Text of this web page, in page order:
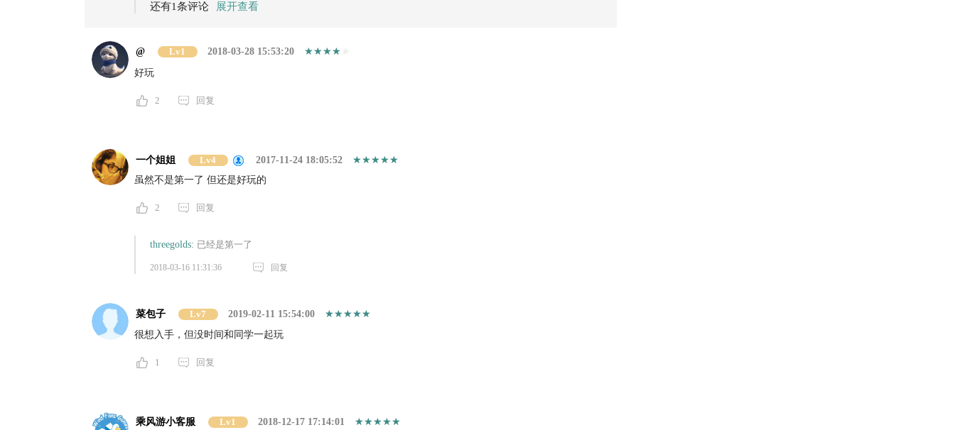
还有1条评论 展开查看
@ Lv1
2018-03-28 15:53:20
好玩
2 回复
一个姐姐 Lv4
2017-11-24 18:05:52
虽然不是第一了 但还是好玩的
2 回复
threegolds: 已经是第一了
2018-03-16 11:31:36 回复
菜包子 Lv7
2019-02-11 15:54:00
很想入手，但没时间和同学一起玩
1 回复
乘风游小客服 Lv1
2018-12-17 17:14:01